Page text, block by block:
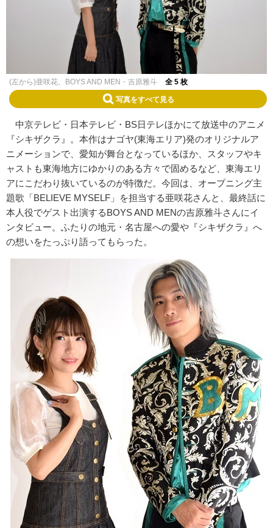
(左から)亜咲花、BOYS AND MEN・吉原雅斗 全 5 枚
写真をすべて見る
中京テレビ・日本テレビ・BS日テレほかにて放送中のアニメ
『シキザクラ』。本作はナゴヤ(東海エリア)発のオリジナルア
ニメーションで、愛知が舞台となっているほか、スタッフやキ
ャストも東海地方にゆかりのある方々で固めるなど、東海エリ
アにこだわり抜いているのが特徴だ。今回は、オープニング主
題歌「BELIEVE MYSELF」を担当する亜咲花さんと、最終話に
本人役でゲスト出演するBOYS AND MENの吉原雅斗さんにイ
ンタビュー。ふたりの地元・名古屋への愛や『シキザクラ』へ
の想いをたっぷり語ってもらった。